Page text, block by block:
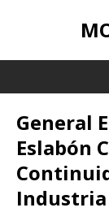
General
Eslabón